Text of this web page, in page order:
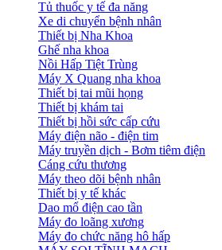
Tủ thuốc y tế đa năng
Xe di chuyển bệnh nhân
Thiết bị Nha Khoa
Ghế nha khoa
Nồi Hấp Tiệt Trùng
Máy X Quang nha khoa
Thiết bị tai mũi họng
Thiết bị khám tai
Thiết bị hồi sức cấp cứu
Máy điện não - điện tim
Máy truyền dịch - Bơm tiêm điện
Cáng cứu thương
Máy theo dõi bệnh nhân
Thiết bị y tế khác
Dao mổ điện cao tần
Máy đo loãng xương
Máy đo chức năng hô hấp